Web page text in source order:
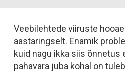
Veebilehtede viiruste
aastaringselt. Enamik
kuid nagu ikka siis õnnetus
pahavara juba kohal on